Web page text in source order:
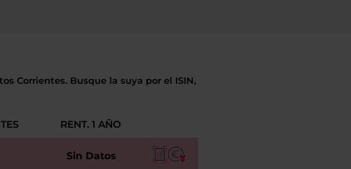
Corrientes. Busque la suya por el ISIN,
RENT. 1 AÑO
Sin Datos